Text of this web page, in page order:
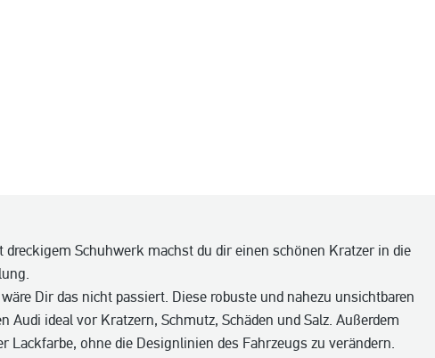
Schuhwerk machst du dir einen schönen Kratzer in die
Dir das nicht passiert. Diese robuste und nahezu unsichtbaren
ideal vor Kratzern, Schmutz, Schäden und Salz. Außerdem
ohne die Designlinien des Fahrzeugs zu verändern.